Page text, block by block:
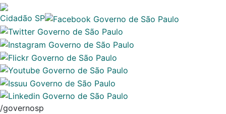
Cidadão SP
/governosp